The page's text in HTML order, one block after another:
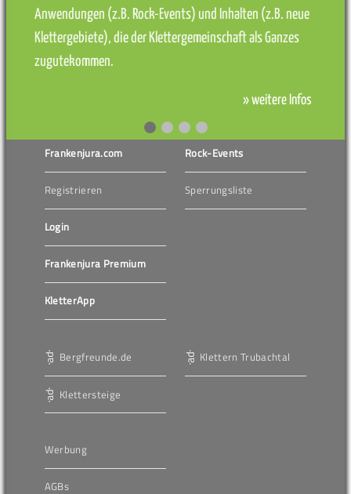
Anwendungen (z.B. Rock-Events) und Inhalten (z.B. neue
Klettergebiete), die der Klettergemeinschaft als Ganzes
zugutekommen.
» weitere Infos
Frankenjura.com
Registrieren
Login
Frankenjura Premium
KletterApp
Rock-Events
Sperrungsliste
Bergfreunde.de
Klettersteige
Klettern Trubachtal
Werbung
AGBs